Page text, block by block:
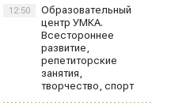
Образовательный
центр УМКА.
Всестороннее
развитие,
репетиторские
занятия,
творчество, спорт
12:50